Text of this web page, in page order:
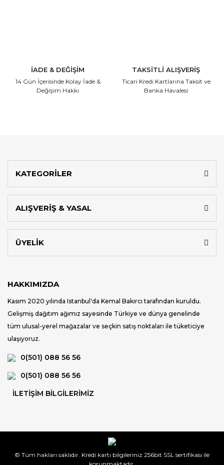
İADE & DEĞİŞİM
14 Gün İçerisinde Kolay İade &
Değişim Hakkı
TAKSİTLİ ALIŞVERİŞ
Ticari Kredi Kartlarına Taksit ve
Banka Havalesi
KATEGORİLER
ALIŞVERİŞ & YASAL
ÜYELİK
HAKKIMIZDA
Kasım 2020 yılında Istanbul'da Kemal Bakırcı tarafından kuruldu.
Gelişmiş dağıtım ağımız sayesinde Türkiye ve dünya genelinde
tüm ulusal-yerel mağazalar ve seçkin satış noktaları ile tüketiciye
ulaşıyoruz.
0(501) 088 56 56
0(501) 088 56 56
İLETİŞİM BİLGİLERİMİZ
© Tüm hakları saklıdır. Kredi kartı bilgileriniz 256bit SSL sertifikası ile